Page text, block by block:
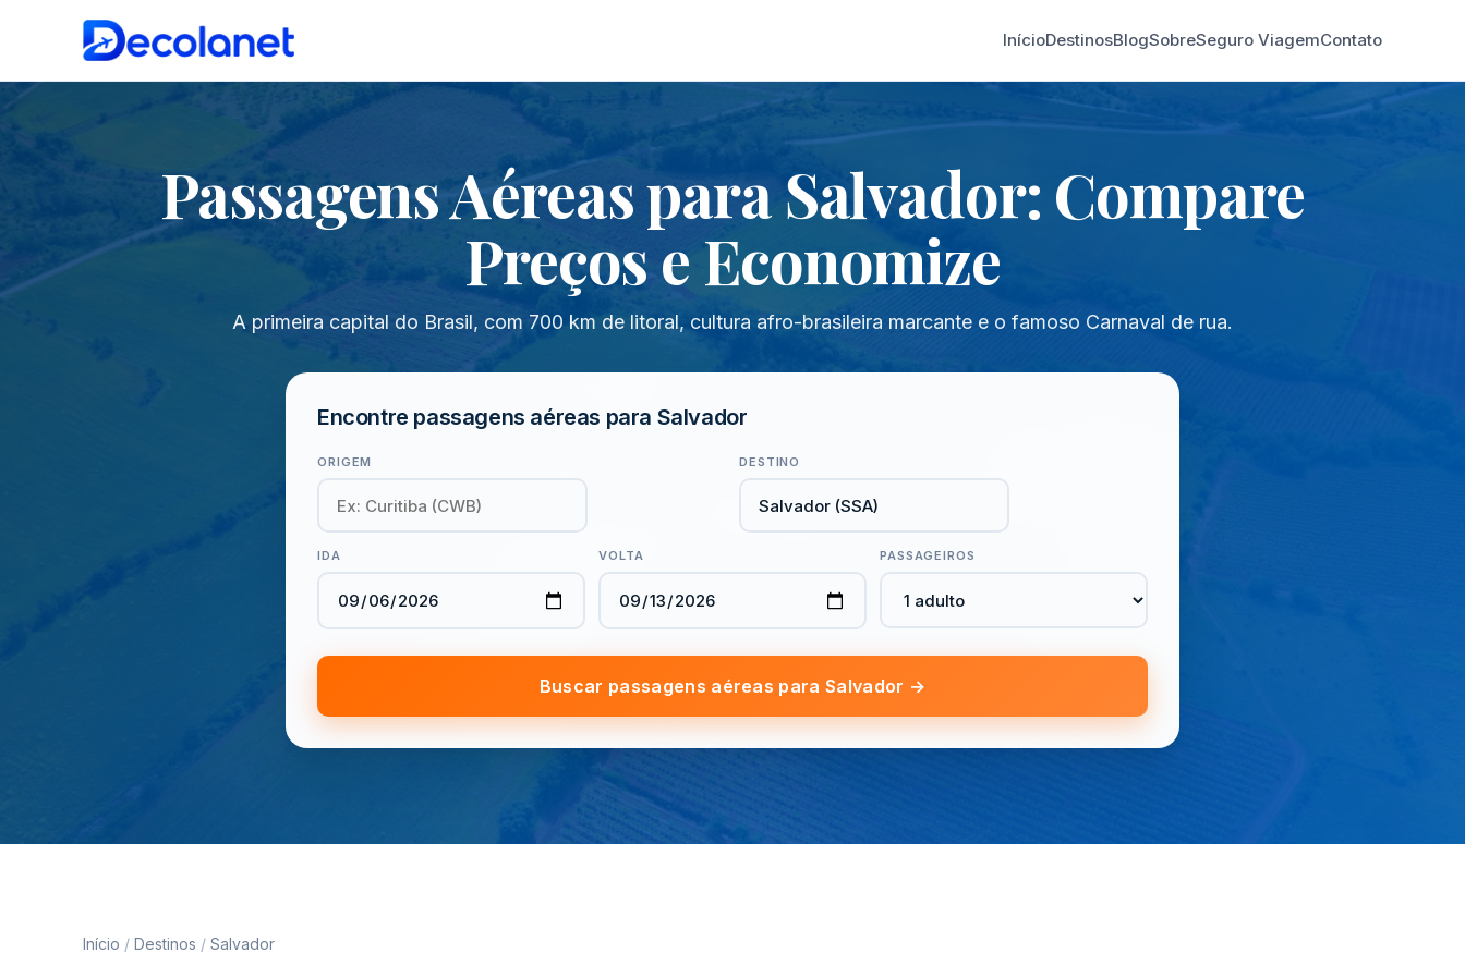
InícioDestinosBlogSobreSeguro ViagemContato
Passagens Aéreas para Salvador: Compare
Preços e Economize
A primeira capital do Brasil, com 700 km de litoral, cultura afro-brasileira marcante e o famoso Carnaval de rua.
Encontre passagens aéreas para Salvador
ORIGEM DESTINO
IDA VOLTA PASSAGEIROS
Buscar passagens aéreas para Salvador →
Início / Destinos / Salvador